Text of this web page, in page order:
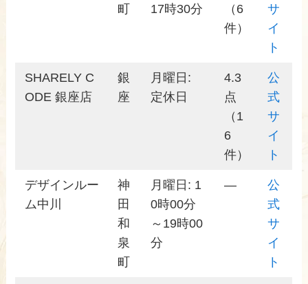
町
17時30分
（6
件）
サ
イ
ト
SHARELY C
ODE 銀座店
銀
座
月曜日:
定休日
4.3
点
（1
6
件）
公
式
サ
イ
ト
デザインルー
ム中川
神
田
和
泉
町
月曜日: 1
0時00分
～19時00
分
—
公
式
サ
イ
ト